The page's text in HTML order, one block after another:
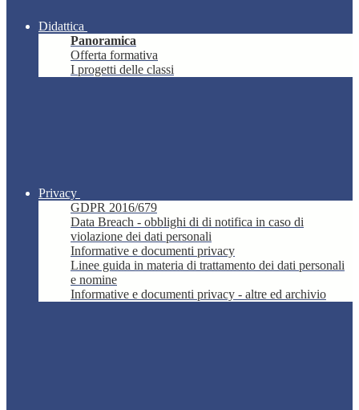
Didattica
Panoramica
Offerta formativa
I progetti delle classi
Privacy
GDPR 2016/679
Data Breach - obblighi di di notifica in caso di
violazione dei dati personali
Informative e documenti privacy
Linee guida in materia di trattamento dei dati personali
e nomine
Informative e documenti privacy - altre ed archivio